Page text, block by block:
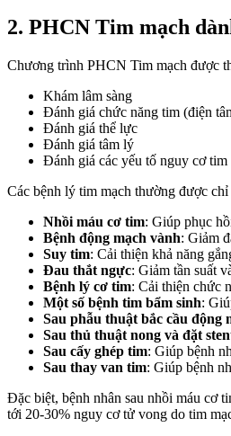
2. PHCN Tim mạch
Chương trình PHCN Tim mạch được
Khám lâm sàng
Đánh giá chức năng tim (điện
Đánh giá thể lực
Đánh giá tâm lý
Đánh giá các yếu tố nguy cơ tim
Các bệnh lý tim mạch thường được
Nhồi máu cơ tim: Giúp phục
Bệnh động mạch vành: Giảm
Suy tim: Cải thiện khả năng
Đau thắt ngực: Giảm tần suất
Bệnh lý cơ tim: Cải thiện chức
Một số bệnh tim bẩm sinh:
Sau phẫu thuật bắc cầu động
Sau thủ thuật nong và đặt
Sau cấy ghép tim: Giúp bệnh
Sau thay van tim: Giúp bệnh
Đặc biệt, bệnh nhân sau nhồi máu cơ
tới 20-30% nguy cơ tử vong do tim